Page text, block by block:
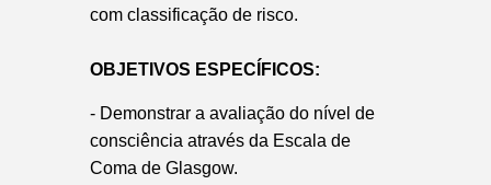
com classificação de risco.
OBJETIVOS ESPECÍFICOS:
- Demonstrar a avaliação do nível de
consciência através da Escala de
Coma de Glasgow.